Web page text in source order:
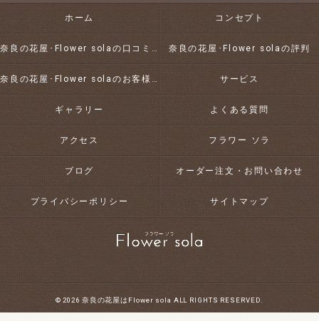
ホーム コンセプト
奈良の花屋･Flower solaの口コミ情報 奈良の花屋･Flower solaの評判
奈良の花屋･Flower solaのお客様の声 サービス
ギャラリー よくある質問
アクセス フラワー ソラ
ブログ オーダー注文・お問い合わせ
プライバシーポリシー サイトマップ
© 2026 奈良の花屋はFlower sola ALL RIGHTS RESERVED.